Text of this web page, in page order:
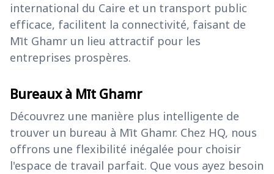
international du Caire et un transport public
efficace, facilitent la connectivité, faisant de
Mīt Ghamr un lieu attractif pour les
entreprises prospères.
Bureaux à Mīt Ghamr
Découvrez une manière plus intelligente de
trouver un bureau à Mīt Ghamr. Chez HQ, nous
offrons une flexibilité inégalée pour choisir
l'espace de travail parfait. Que vous ayez besoin